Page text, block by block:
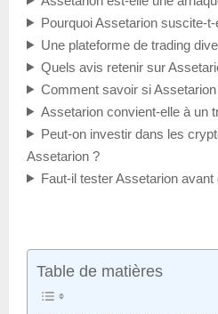
Pourquoi Assetarion suscite-
Une plateforme de trading
Quels avis retenir sur
Comment savoir si
Assetarion convient-elle à un
Peut-on investir dans les
Assetarion ?
Faut-il tester Assetarion avant
Table de matières